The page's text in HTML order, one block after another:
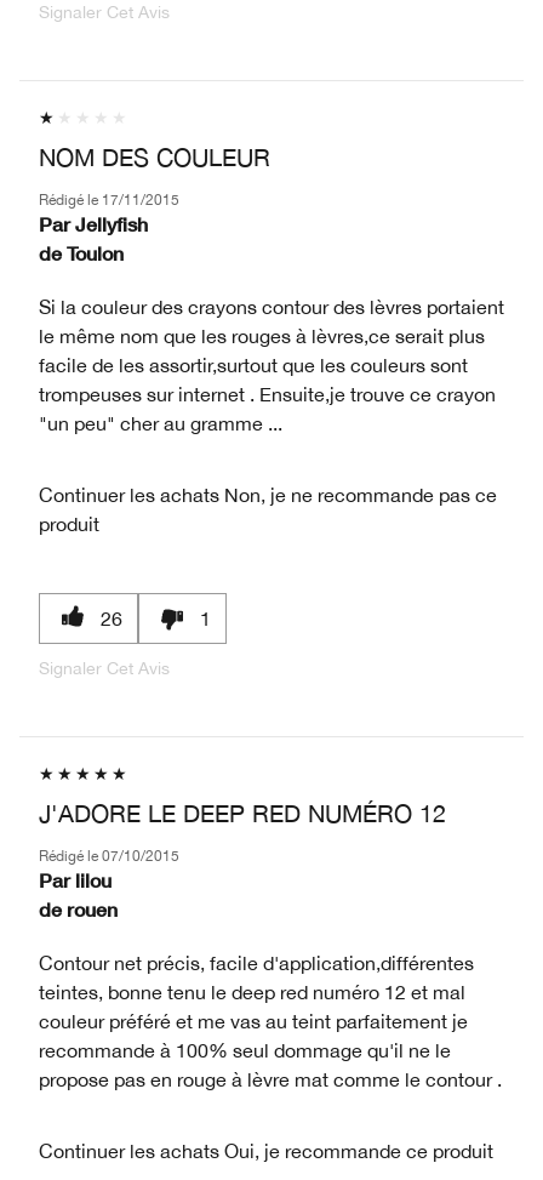
Signaler Cet Avis
NOM DES COULEUR
Rédigé le 17/11/2015
Par Jellyfish
de Toulon
Si la couleur des crayons contour des lèvres portaient
le même nom que les rouges à lèvres,ce serait plus
facile de les assortir,surtout que les couleurs sont
trompeuses sur internet . Ensuite,je trouve ce crayon
"un peu" cher au gramme ...
Continuer les achats Non, je ne recommande pas ce
produit
26 1
Signaler Cet Avis
J'ADORE LE DEEP RED NUMÉRO 12
Rédigé le 07/10/2015
Par lilou
de rouen
Contour net précis, facile d'application,différentes
teintes, bonne tenu le deep red numéro 12 et mal
couleur préféré et me vas au teint parfaitement je
recommande à 100% seul dommage qu'il ne le
propose pas en rouge à lèvre mat comme le contour .
Continuer les achats Oui, je recommande ce produit